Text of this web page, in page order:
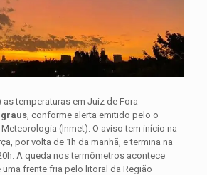
temperaturas em Juiz de Fora
graus, conforme alerta emitido pelo o
(Inmet). O aviso tem início na
por volta de 1h da manhã, e termina na
A queda nos termômetros acontece
frente fria pelo litoral da Região